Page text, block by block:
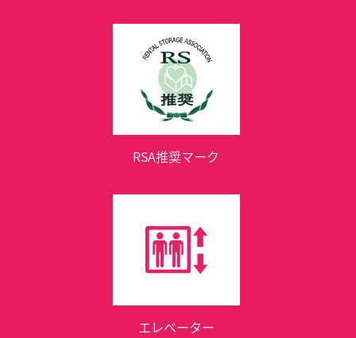
RSA推奨マーク
エレベーター